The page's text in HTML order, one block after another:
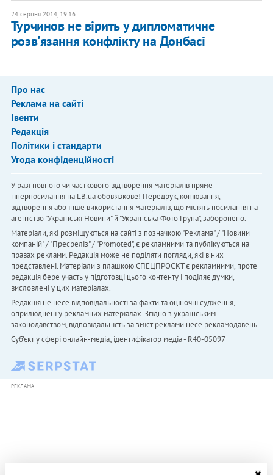
24 серпня 2014, 19:16
Турчинов не вірить у дипломатичне
розв'язання конфлікту на Донбасі
Про нас
Реклама на сайті
Івенти
Редакція
Політики і стандарти
Угода конфіденційності
У разі повного чи часткового відтворення матеріалів пряме
гіперпосилання на LB.ua обов'язкове! Передрук, копіювання,
відтворення або інше використання матеріалів, що містять посилання на
агентство "Українськi Новини" й "Українська Фото Група", заборонено.
Матеріали, які розміщуються на сайті з позначкою "Реклама" / "Новини
компаній" / "Пресреліз" / "Promoted", є рекламними та публікуються на
правах реклами. Редакція може не поділяти погляди, які в них
представлені. Матеріали з плашкою СПЕЦПРОЄКТ є рекламними, проте
редакція бере участь у підготовці цього контенту і поділяє думки,
висловлені у цих матеріалах.
Редакція не несе відповідальності за факти та оціночні судження,
оприлюднені у рекламних матеріалах. Згідно з українським
законодавством, відповідальність за зміст реклами несе рекламодавець.
Cуб'єкт у сфері онлайн-медіа; ідентифікатор медіа - R40-05097
РЕКЛАМА